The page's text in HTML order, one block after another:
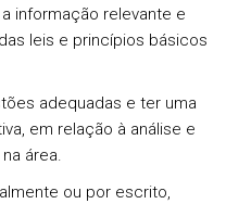
informação relevante e
leis e princípios básicos
adequadas e ter uma
em relação à análise e
área.
ou por escrito,